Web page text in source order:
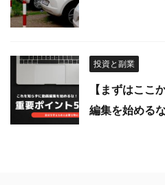
投資と副業
【まずはここ
編集を始める